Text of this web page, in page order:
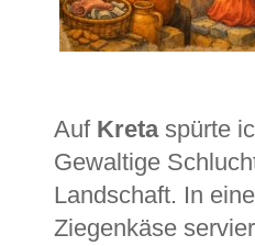
Auf Kretaspürte
Gewaltige
Landschaft. In
Ziegenkäse